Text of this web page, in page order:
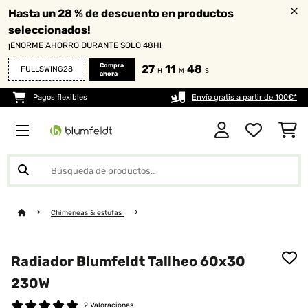
Hasta un 28 % de descuento en productos
seleccionados!
¡ENORME AHORRO DURANTE SOLO 48H!
FULLSWING28
Compra
ahora
27 H 11 M 46 S
Pagos flexibles Envío gratis a partir de 100€*
Chimeneas & estufas
Radiador Blumfeldt Tallheo 60x30
230W
2 Valoraciones